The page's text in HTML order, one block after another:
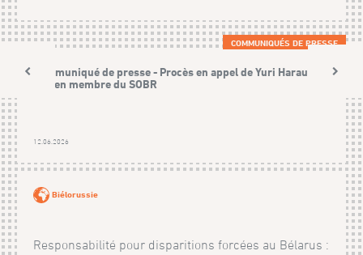
COMMUNIQUÉS DE PRESSE
Communiqué de presse - Procès en appel de Yuri Harauski,
ancien membre du SOBR
12.06.2026
Biélorussie
Responsabilité pour disparitions forcées au Bélarus :